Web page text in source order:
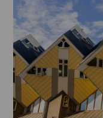
Opiskelija
Huoltaja
Kokeilutarjous
Ainstain
Alakoulu
Yläkoulu